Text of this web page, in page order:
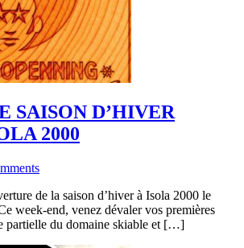
SAISON D’HIVER
2000
de la saison d’hiver à Isola 2000 le
week-end, venez dévaler vos premières
partielle du domaine skiable et […]